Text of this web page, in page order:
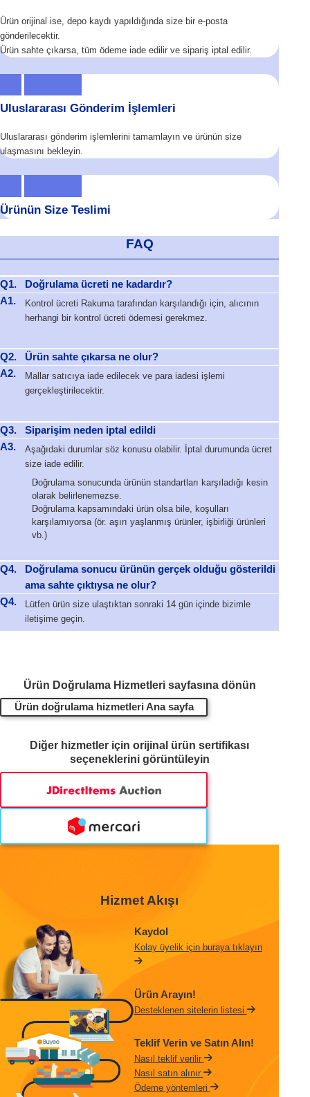
Ürün orijinal ise, depo kaydı yapıldığında size bir e-posta
gönderilecektir.
Ürün sahte çıkarsa, tüm ödeme iade edilir ve sipariş iptal edilir.
Uluslararası Gönderim İşlemleri
Uluslararası gönderim işlemlerini tamamlayın ve ürünün size
ulaşmasını bekleyin.
Ürünün Size Teslimi
FAQ
Q1.
Doğrulama ücreti ne kadardır?
A1.
Kontrol ücreti Rakuma tarafından karşılandığı için, alıcının
herhangi bir kontrol ücreti ödemesi gerekmez.
Q2.
Ürün sahte çıkarsa ne olur?
A2.
Mallar satıcıya iade edilecek ve para iadesi işlemi
gerçekleştirilecektir.
Q3.
Siparişim neden iptal edildi
A3.
Aşağıdaki durumlar söz konusu olabilir. İptal durumunda ücret
size iade edilir.
Doğrulama sonucunda ürünün standartları karşıladığı kesin
olarak belirlenemezse.
Doğrulama kapsamındaki ürün olsa bile, koşulları
karşılamıyorsa (ör. aşırı yaşlanmış ürünler, işbirliği ürünleri
vb.)
Q4.
Doğrulama sonucu ürünün gerçek olduğu gösterildi
ama sahte çıktıysa ne olur?
Q4.
Lütfen ürün size ulaştıktan sonraki 14 gün içinde bizimle
iletişime geçin.
Ürün Doğrulama Hizmetleri sayfasına dönün
Ürün doğrulama hizmetleri Ana sayfa
Diğer hizmetler için orijinal ürün sertifikası
seçeneklerini görüntüleyin
Hizmet Akışı
Kaydol
Kolay üyelik için buraya tıklayın
Ürün Arayın!
Desteklenen sitelerin listesi
Teklif Verin ve Satın Alın!
Nasıl teklif verilir
Nasıl satın alınır
Ödeme yöntemleri